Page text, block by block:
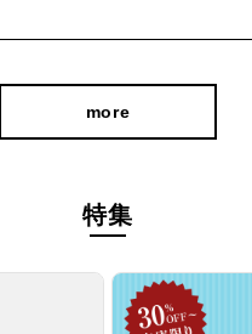
more
特集